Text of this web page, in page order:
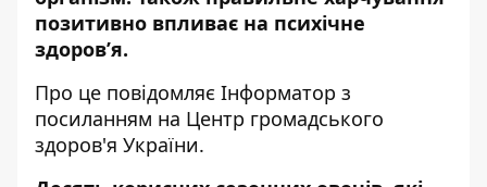
позитивно впливає на психічне
здоров’я.
Про це повідомляє Інформатор з
посиланням на Центр громадського
здоров'я України.